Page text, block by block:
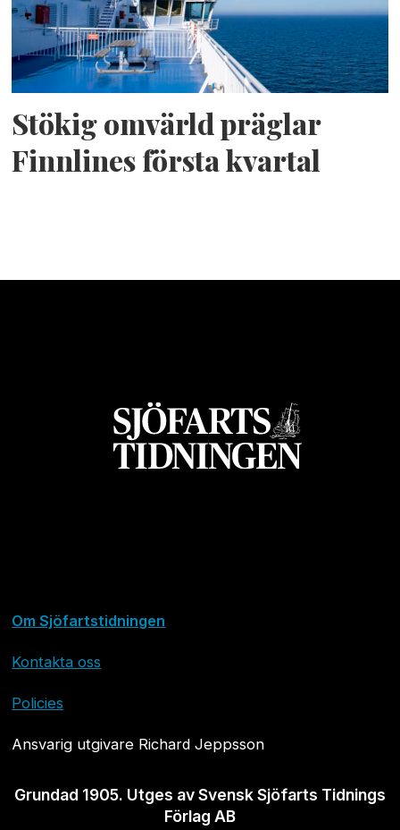
Stökig omvärld präglar
Finnlines första kvartal
Om Sjöfartstidningen
Kontakta oss
Policies
Ansvarig utgivare Richard Jeppsson
Grundad 1905. Utges av Svensk Sjöfarts Tidnings
Förlag AB